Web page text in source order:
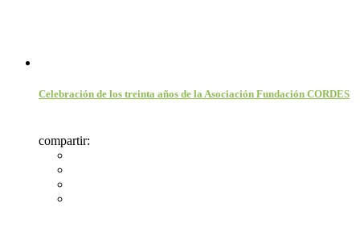
Celebración de los treinta años de la Asociación Fundación CORDES
compartir: